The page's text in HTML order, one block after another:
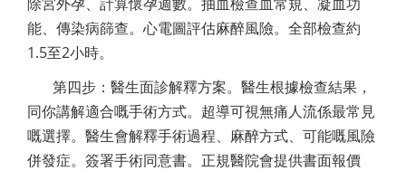
能、傳染病篩查。心電圖評估麻醉風險。全部檢查約
1.5至2小時。
第四步：醫生面診解釋方案。醫生根據檢查結果，
同你講解適合嘅手術方式。超導可視無痛人流係最常見
嘅選擇。醫生會解釋手術過程、麻醉方式、可能嘅風險
併發症。簽署手術同意書。正規醫院會提供書面報價